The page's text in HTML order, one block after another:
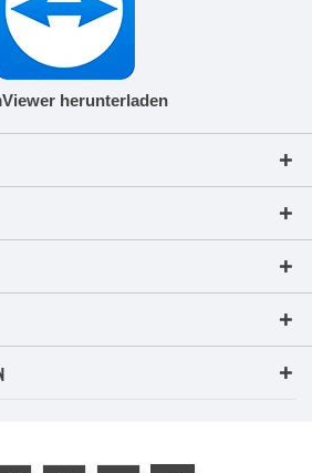
herunterladen